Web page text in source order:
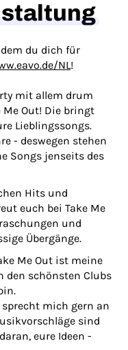
du dich für
NL!
mit allem drum
Out! Die bringt
Lieblingssongs.
- deswegen stehen
Songs jenseits des
Hits und
euch bei Take Me
und
Übergänge.
Me Out ist meine
den schönsten Clubs
sprecht mich gern an
sind
eure Ideen -